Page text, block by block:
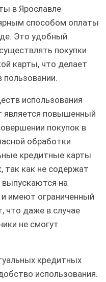
в Ярославле
способом оплаты
Это удобный
покупки
карты, что делает
использования
является повышенный
покупок в
обработки
кредитные карты
так как не содержат
выпускаются на
имеют ограниченный
что даже в случае
не смогут
кредитных
использования.